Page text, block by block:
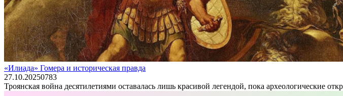
«Илиада» Гомера и историческая правда
27.10.20250783
Троянская война десятилетиями оставалась лишь красивой легендой, пока археологические